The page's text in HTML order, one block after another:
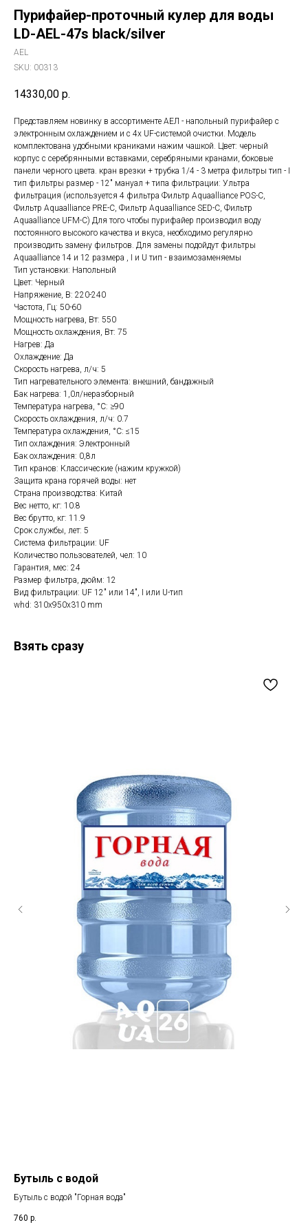
Пурифайер-проточный кулер для воды
LD-AEL-47s black/silver
AEL
SKU: 00313
14330,00 р.
Представляем новинку в ассортименте АЕЛ - напольный пурифайер c
электронным охлаждением и с 4х UF-системой очистки. Модель
комплектована удобными краниками нажим чашкой. Цвет: черный
корпус с серебрянными вставками, серебряными кранами, боковые
панели черного цвета. кран врезки + трубка 1/4 - 3 метра фильтры тип - I
тип фильтры размер - 12" мануал + типа фильтрации: Ультра
фильтрация (используется 4 фильтра Фильтр Aquaalliance POS-C,
Фильтр Aquaalliance PRE-C, Фильтр Aquaalliance SED-C, Фильтр
Aquaalliance UFM-C) Для того чтобы пурифайер производил воду
постоянного высокого качества и вкуса, необходимо регулярно
производить замену фильтров. Для замены подойдут фильтры
Aquaalliance 14 и 12 размера , I и U тип - взаимозаменяемы
Тип установки: Напольный
Цвет: Черный
Напряжение, В: 220-240
Частота, Гц: 50-60
Мощность нагрева, Вт: 550
Мощность охлаждения, Вт: 75
Нагрев: Да
Охлаждение: Да
Скорость нагрева, л/ч: 5
Тип нагревательного элемента: внешний, бандажный
Бак нагрева: 1,0л/неразборный
Температура нагрева, °С: ≥90
Скорость охлаждения, л/ч: 0.7
Температура охлаждения, °С: ≤15
Тип охлаждения: Электронный
Бак охлаждения: 0,8л
Тип кранов: Классические (нажим кружкой)
Защита крана горячей воды: нет
Страна производства: Китай
Вес нетто, кг: 10.8
Вес брутто, кг: 11.9
Срок службы, лет: 5
Система фильтрации: UF
Количество пользователей, чел: 10
Гарантия, мес: 24
Размер фильтра, дюйм: 12
Вид фильтрации: UF 12" или 14", I или U-тип
whd: 310x950x310 mm
Взять сразу
Бутыль с водой
Бутыль с водой "Горная вода"
760 р.